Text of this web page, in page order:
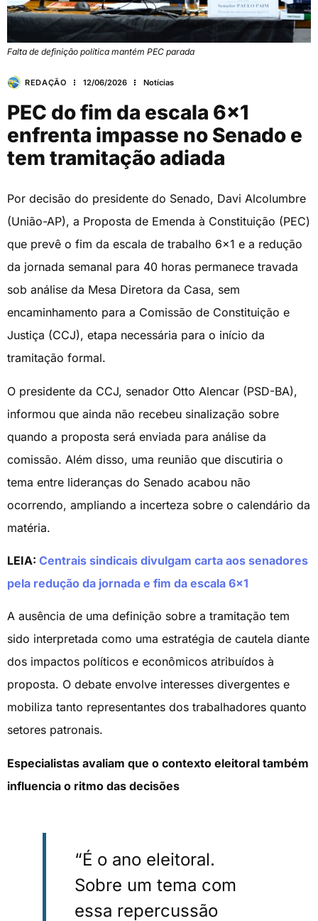
Falta de definição política mantém PEC parada
REDAÇÃO 12/06/2026 Notícias
PEC do fim da escala 6×1
enfrenta impasse no Senado e
tem tramitação adiada
Por decisão do presidente do Senado, Davi Alcolumbre
(União-AP), a Proposta de Emenda à Constituição (PEC)
que prevê o fim da escala de trabalho 6×1 e a redução
da jornada semanal para 40 horas permanece travada
sob análise da Mesa Diretora da Casa, sem
encaminhamento para a Comissão de Constituição e
Justiça (CCJ), etapa necessária para o início da
tramitação formal.
O presidente da CCJ, senador Otto Alencar (PSD-BA),
informou que ainda não recebeu sinalização sobre
quando a proposta será enviada para análise da
comissão. Além disso, uma reunião que discutiria o
tema entre lideranças do Senado acabou não
ocorrendo, ampliando a incerteza sobre o calendário da
matéria.
LEIA: Centrais sindicais divulgam carta aos senadores
pela redução da jornada e fim da escala 6×1
A ausência de uma definição sobre a tramitação tem
sido interpretada como uma estratégia de cautela diante
dos impactos políticos e econômicos atribuídos à
proposta. O debate envolve interesses divergentes e
mobiliza tanto representantes dos trabalhadores quanto
setores patronais.
Especialistas avaliam que o contexto eleitoral também
influencia o ritmo das decisões
“É o ano eleitoral.
Sobre um tema com
essa repercussão